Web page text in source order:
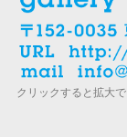
クリックすると拡大で